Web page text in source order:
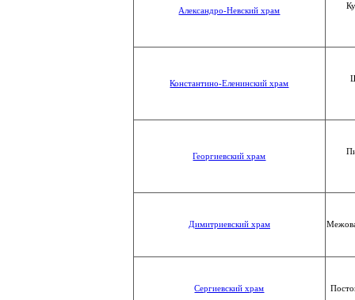
Александро-Невский храм
Константино-Еленинский храм
Георгиевский храм
Димитриевский храм
Сергиевский храм